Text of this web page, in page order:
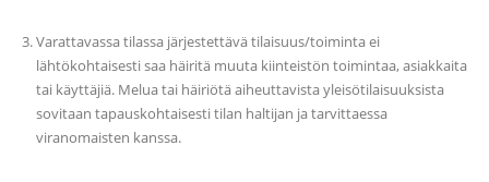
Varattavassa tilassa järjestettävä tilaisuus/toiminta ei
lähtökohtaisesti saa häiritä muuta kiinteistön toimintaa, asiakkaita
tai käyttäjiä. Melua tai häiriötä aiheuttavista yleisötilaisuuksista
sovitaan tapauskohtaisesti tilan haltijan ja tarvittaessa
viranomaisten kanssa.